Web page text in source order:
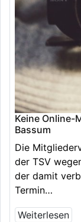
Keine Online-
Bassum
Die
der TSV
der damit
Termin…
Weiterlesen